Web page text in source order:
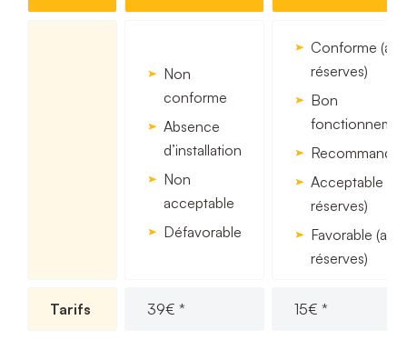
Non
conforme
Absence
d’installation
Non
acceptable
Défavorable
Conforme
réserves)
Bon
Acceptable
réserves)
Favorable
réserves)
Tarifs 39€ * 15€ *